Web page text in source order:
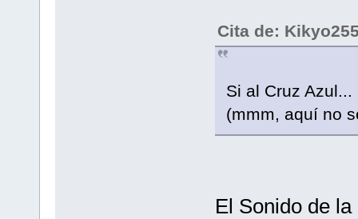
Cita de:
Si al Cruz Azul...
(mmm, aquí no
El Sonido de